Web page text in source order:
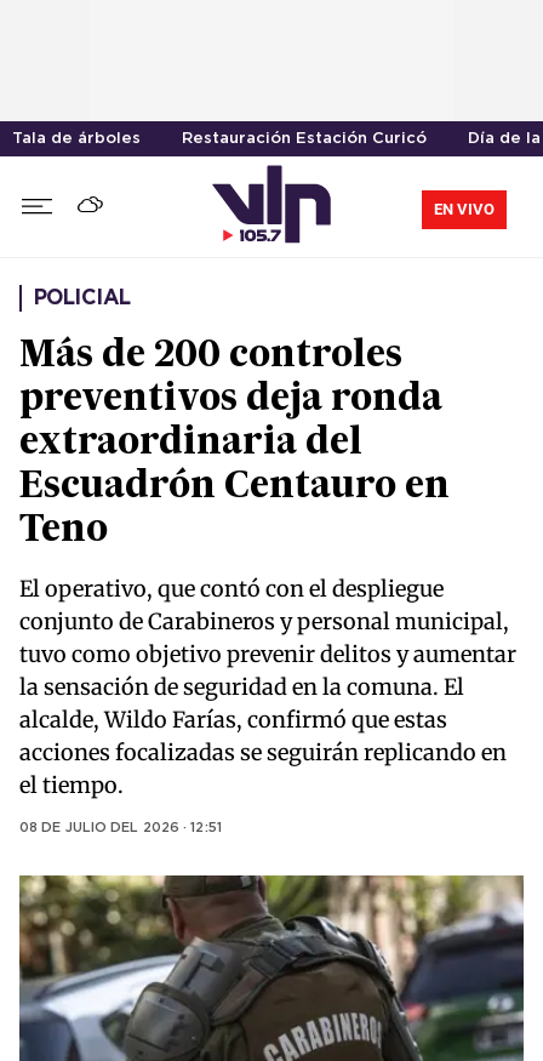
Tala de árboles Restauración Estación Curicó Día de
EN VIVO
POLICIAL
Más de 200 controles
preventivos deja ronda
extraordinaria del
Escuadrón Centauro en
Teno
El operativo, que contó con el despliegue
conjunto de Carabineros y personal municipal,
tuvo como objetivo prevenir delitos y aumentar
la sensación de seguridad en la comuna. El
alcalde, Wildo Farías, confirmó que estas
acciones focalizadas se seguirán replicando en
el tiempo.
08 DE JULIO DEL 2026 · 12:51